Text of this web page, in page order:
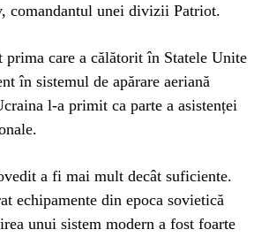
comandantul unei divizii Patriot.
prima care a călătorit în Statele Unite
în sistemul de apărare aeriană
l-a primit ca parte a asistenței
a fi mai mult decât suficiente.
echipamente din epoca sovietică
unui sistem modern a fost foarte